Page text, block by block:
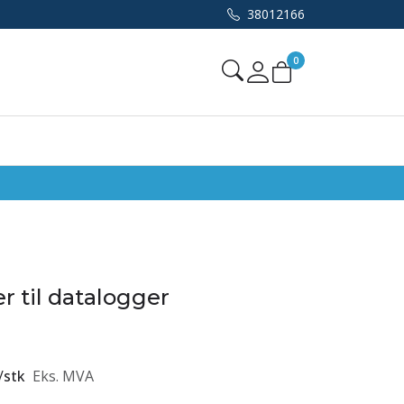
38012166
Mine sider
0
til datalogger
stk Eks. MVA